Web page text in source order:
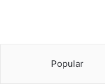
Popular